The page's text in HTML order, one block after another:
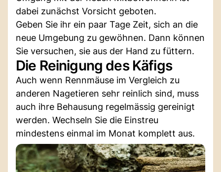
dabei zunächst Vorsicht geboten.
Geben Sie ihr ein paar Tage Zeit, sich an die
neue Umgebung zu gewöhnen. Dann können
Sie versuchen, sie aus der Hand zu füttern.
Die Reinigung des Käfigs
Auch wenn Rennmäuse im Vergleich zu
anderen Nagetieren sehr reinlich sind, muss
auch ihre Behausung regelmässig gereinigt
werden. Wechseln Sie die Einstreu
mindestens einmal im Monat komplett aus.